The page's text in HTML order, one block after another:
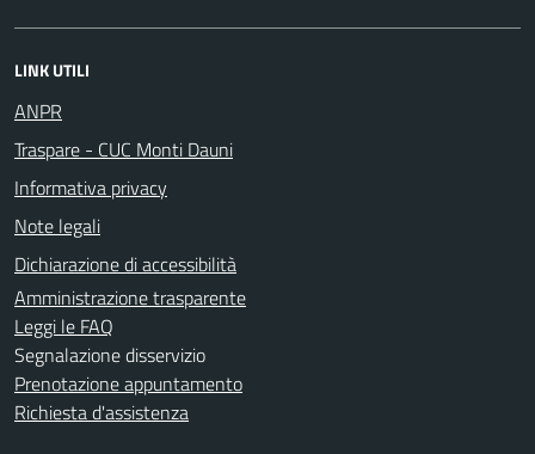
LINK UTILI
ANPR
Traspare - CUC Monti Dauni
Informativa privacy
Note legali
Dichiarazione di accessibilità
Amministrazione trasparente
Leggi le FAQ
Segnalazione disservizio
Prenotazione appuntamento
Richiesta d'assistenza